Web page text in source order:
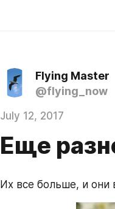
Flying Master
@flying_now
July 12, 2017
Еще
Их все больше, и они